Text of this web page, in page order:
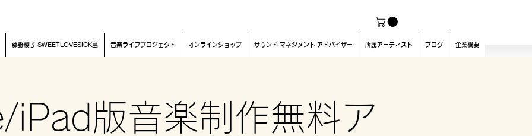
藤野櫻子 SWEETLOVESICK島 音楽ライフプロジェクト オンラインショップ サウンド マネジメント アドバイザー 所属アーティスト ブログ 企業概要
iPad版音楽制作無料ア